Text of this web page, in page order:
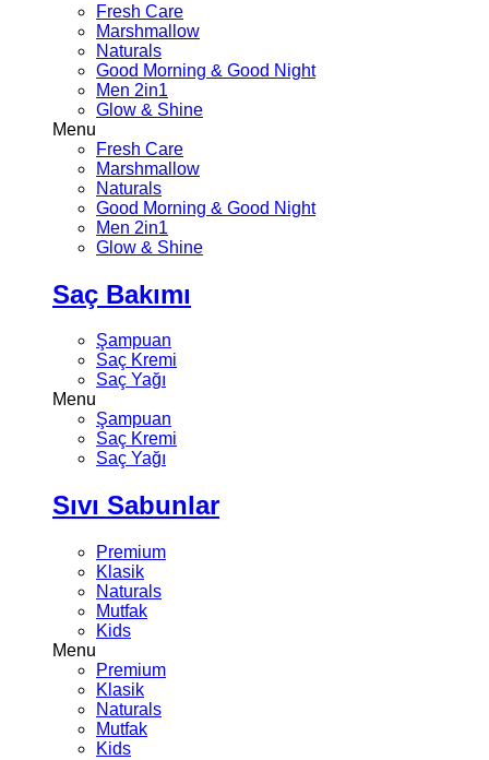
Fresh Care
Marshmallow
Naturals
Good Morning & Good Night
Men 2in1
Glow & Shine
Menu
Fresh Care
Marshmallow
Naturals
Good Morning & Good Night
Men 2in1
Glow & Shine
Saç Bakımı
Şampuan
Saç Kremi
Saç Yağı
Menu
Şampuan
Saç Kremi
Saç Yağı
Sıvı Sabunlar
Premium
Klasik
Naturals
Mutfak
Kids
Menu
Premium
Klasik
Naturals
Mutfak
Kids